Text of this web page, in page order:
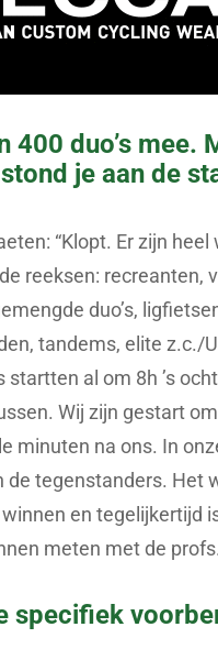
400 duo’s mee.
je aan de
“Klopt. Er zijn heel
reeksen: recreanten,
duo’s,
tandems, elite z.c./
startten al om 8h ’s
Wij zijn gestart
minuten na ons. In
de tegenstanders. Het
en tegelijkertijd
meten met de
specifiek